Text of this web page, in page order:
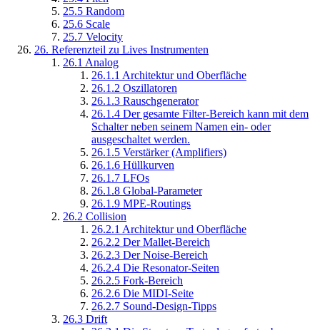
25.5 Random
25.6 Scale
25.7 Velocity
26. Referenzteil zu Lives Instrumenten
26.1 Analog
26.1.1 Architektur und Oberfläche
26.1.2 Oszillatoren
26.1.3 Rauschgenerator
26.1.4 Der gesamte Filter-Bereich kann mit dem
Schalter neben seinem Namen ein- oder
ausgeschaltet werden.
26.1.5 Verstärker (Amplifiers)
26.1.6 Hüllkurven
26.1.7 LFOs
26.1.8 Global-Parameter
26.1.9 MPE-Routings
26.2 Collision
26.2.1 Architektur und Oberfläche
26.2.2 Der Mallet-Bereich
26.2.3 Der Noise-Bereich
26.2.4 Die Resonator-Seiten
26.2.5 Fork-Bereich
26.2.6 Die MIDI-Seite
26.2.7 Sound-Design-Tipps
26.3 Drift